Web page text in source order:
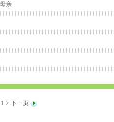
亲
1 2 下一页